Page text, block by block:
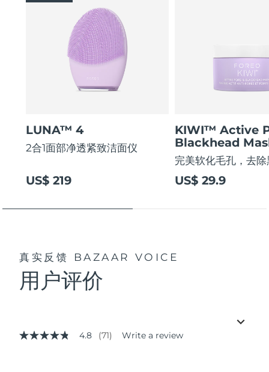
LUNA™ 4
2合1面部净透紧致洁面仪
US$ 219
KIWI™ Active
Blackhead
完美软化毛孔，去
US$ 29.9
真实反馈 BAZAAR VOICE
用户评价
4.8
4.8 (71) Write a review